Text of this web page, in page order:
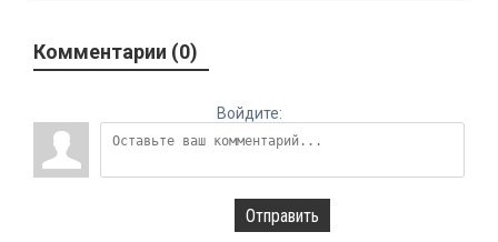
Комментарии (0)
Войдите:
Отправить